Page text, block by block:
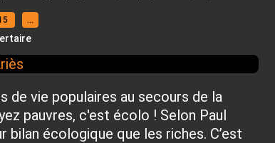
…
de vie populaires au secours de la
pauvres, c'est écolo ! Selon Paul
écologique que les riches. C’est